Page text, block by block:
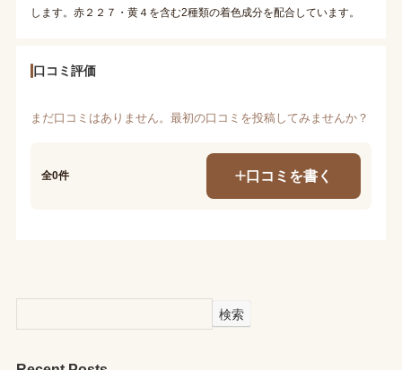
します。赤２２７・黄４を含む2種類の着色成分を配合しています。
口コミ評価
まだ口コミはありません。最初の口コミを投稿してみませんか？
全0件 口コミを書く
検索